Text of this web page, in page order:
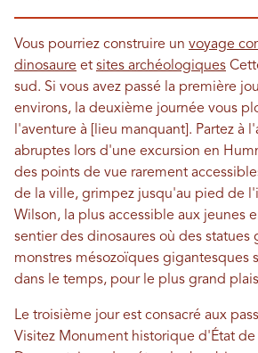
Vous pourriez construire un voyage
dinosaure et sites archéologiques
sud. Si vous avez passé la première
environs, la deuxième journée vous
l'aventure à [lieu manquant]. Partez à
abruptes lors d'une excursion en
des points de vue rarement
de la ville, grimpez jusqu'au pied de
Wilson, la plus accessible aux jeunes
sentier des dinosaures où des statues
monstres mésozoïques gigantesques
dans le temps, pour le plus grand
Le troisième jour est consacré aux
Visitez Monument historique d'État